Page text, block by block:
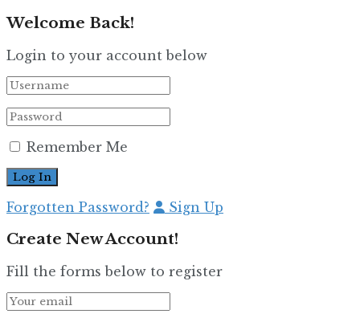
Welcome Back!
Login to your account below
Remember Me
Forgotten Password? Sign Up
Create New Account!
Fill the forms below to register